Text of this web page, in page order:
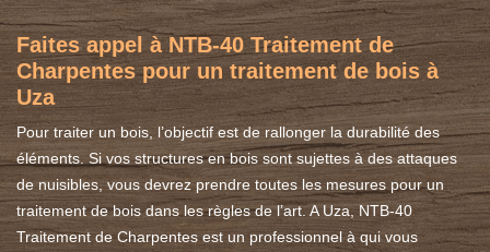
Faites appel à NTB-40 Traitement de
Charpentes pour un traitement de bois à
Uza
Pour traiter un bois, l’objectif est de rallonger la durabilité des
éléments. Si vos structures en bois sont sujettes à des attaques
de nuisibles, vous devrez prendre toutes les mesures pour un
traitement de bois dans les règles de l’art. A Uza, NTB-40
Traitement de Charpentes est un professionnel à qui vous